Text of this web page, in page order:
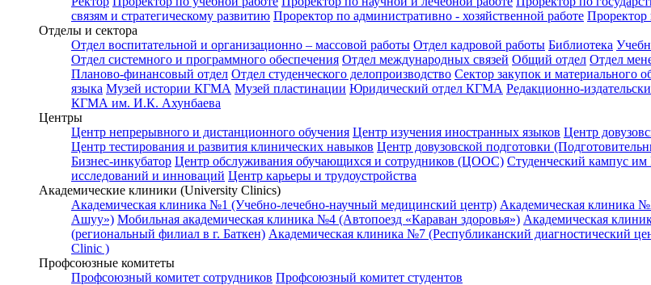
связям и стратегическому развитию Проректор по административно - хозяйственной работе Проректор
Отделы и сектора
Отдел воспитательной и организационно – массовой работы Отдел кадровой работы Библиотека
Отдел системного и программного обеспечения Отдел международных связей Общий отдел Отдел
Планово-финансовый отдел Отдел студенческого делопроизводство Сектор закупок и материального
языка Музей истории КГМА Музей пластинации Юридический отдел КГМА Редакционно-
КГМА им. И.К. Ахунбаева
Центры
Центр непрерывного и дистанционного обучения Центр изучения иностранных языков Центр
Центр тестирования и развития клинических навыков Центр довузовской подготовки
Бизнес-инкубатор Центр обслуживания обучающихся и сотрудников (ЦООС) Студенческий кампус
исследований и инноваций Центр карьеры и трудоустройства
Академические клиники (University Clinics)
Академическая клиника №1 (Учебно-лечебно-научный медицинский центр) Академическая клиника
Ашуу») Мобильная академическая клиника №4 (Автопоезд «Караван здоровья») Академическая
(региональный филиал в г. Баткен) Академическая клиника №7 (Республиканский диагностический
Clinic )
Профсоюзные комитеты
Профсоюзный комитет сотрудников Профсоюзный комитет студентов